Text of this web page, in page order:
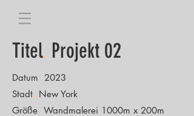
Titel. Projekt 02
Datum. 2023
Stadt. New York
Größe. Wandmalerei 1000m x 200m